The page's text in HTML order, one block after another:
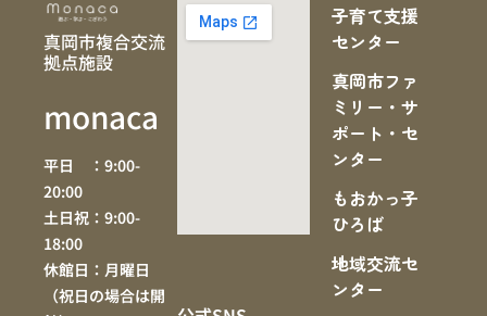
真岡市複合交流
拠点施設
monaca
平日 ：9:00-
20:00
土日祝：9:00-
18:00
休館日：月曜日
（祝日の場合は開
子育て支援
センター
真岡市ファ
ミリー・サ
ポート・セ
ンター
もおかっ子
ひろば
地域交流セ
ンター